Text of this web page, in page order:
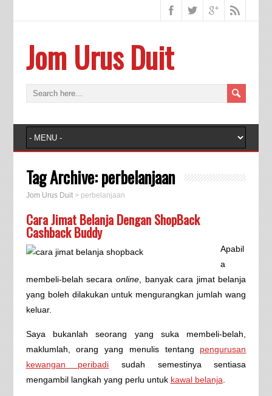
Jom Urus Duit
Tag Archive:perbelanjaan
Jom Urus Duit> perbelanjaan
Cara Jimat Belanja Dengan ShopBack
Cashback Buddy
Apabil
a
membeli-belah secara online, banyak cara jimat belanja
yang boleh dilakukan untuk mengurangkan jumlah wang
keluar.
Saya bukanlah seorang yang suka membeli-belah,
maklumlah, orang yang menulis tentang pengurusan
kewangan peribadi sudah semestinya sentiasa
mengambil langkah yang perlu untuk kawal belanja